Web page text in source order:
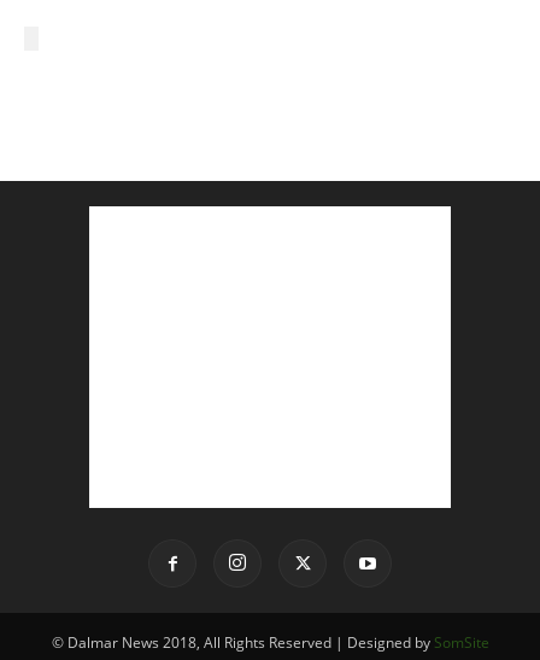
© Dalmar News 2018, All Rights Reserved | Designed by SomSite